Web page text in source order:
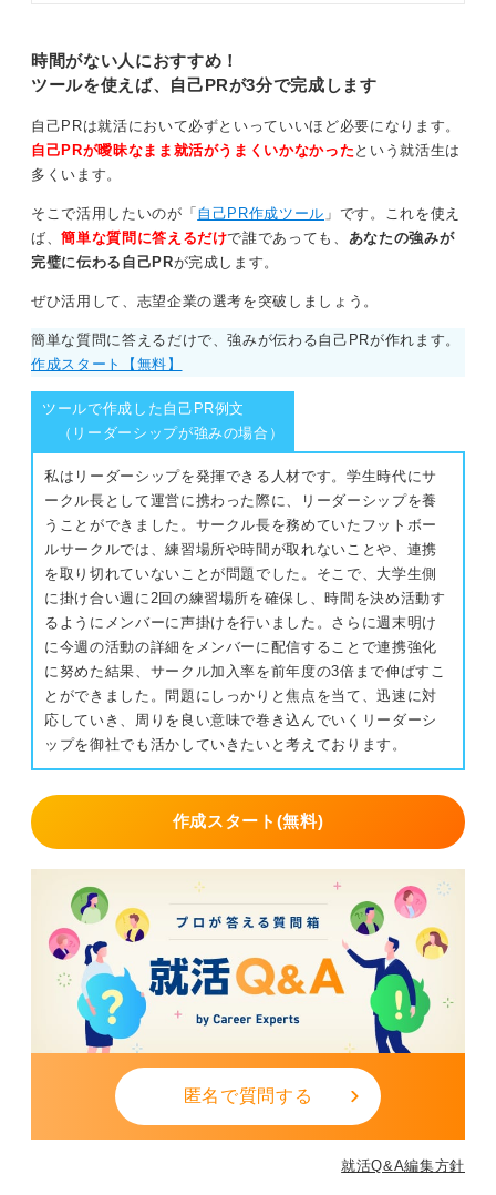
そして、もう一つの視点として、その先を考えて欲しい
を覚えて次の段階に進むことを求められます。
製造業であれば、現場の作業員の配置などの人的管理、
製品生産計画の立案、実行、製造ラインの工程管理、機
械や設備の管理など、各方面に管理的な仕事があります
ので、どれに進みたいのかも考えておいて欲しいと思い
ます。
応募の段階では、まだそこまで考えられないと思うかも
特徴などを考えて、それぞれの管理の仕事のイメージに
合うか合わないか、やってみたいかやりたくないかを検
たとえば、「機械を扱うのが好きなので、設備管理がで
のも、意欲やポテンシャルを表す言葉になるでしょう。
0
接を突破しましょう。
時間がない人におすすめ！
ツールを使えば、自己PRが3分で完成します
自己PRは就活において必ずといっていいほど必要になります。
自己PRが曖昧なまま就活がうまくいかなかった という就活生は
多くいます。
そこで活用したいのが「 自己PR作成ツール 」です。これを使え
ば、簡単な質問に答えるだけで誰であっても、 あなたの強みが
完璧に伝わる自己PRが完成します。
ぜひ活用して、志望企業の選考を突破しましょう。
簡単な質問に答えるだけで、強みが伝わる自己PRが作れます。
作成スタート【無料】
ツールで作成した自己PR例文
（リーダーシップが強みの場合）
私はリーダーシップを発揮できる人材です。学生時代にサ
ークル長として運営に携わった際に、リーダーシップを養
うことができました。サークル長を務めていたフットボー
ルサークルでは、練習場所や時間が取れないことや、連携
を取り切れていないことが問題でした。そこで、大学生側
に掛け合い週に2回の練習場所を確保し、時間を決め活動す
るようにメンバーに声掛けを行いました。さらに週末明け
に今週の活動の詳細をメンバーに配信することで連携強化
に努めた結果、サークル加入率を前年度の3倍まで伸ばすこ
とができました。問題にしっかりと焦点を当て、迅速に対
応していき、周りを良い意味で巻き込んでいくリーダーシ
ップを御社でも活かしていきたいと考えております。
作成スタート(無料)
匿名で質問する
就活Q&A編集方針